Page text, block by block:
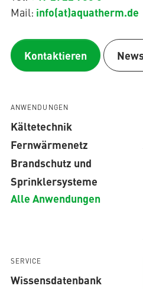
Mail: info(at)aquatherm.de
Kontaktieren
ANWENDUNGEN
Kältetechnik
Fernwärmenetz
Brandschutz und
Sprinklersysteme
Alle Anwendungen
SERVICE
Wissensdatenbank